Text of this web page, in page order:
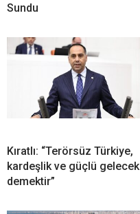
Sundu
Kıratlı: “Terörsüz Türkiye,
kardeşlik ve güçlü gelecek
demektir”